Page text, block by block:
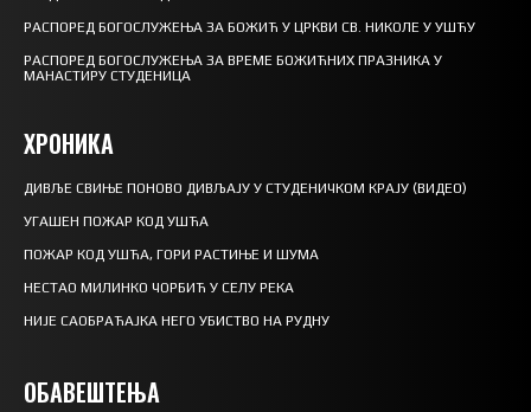
РАСПОРЕД БОГОСЛУЖЕЊА ЗА БОЖИЋ У ЦРКВИ СВ. НИКОЛЕ У УШЋУ
РАСПОРЕД БОГОСЛУЖЕЊА ЗА ВРЕМЕ БОЖИЋНИХ ПРАЗНИКА У
МАНАСТИРУ СТУДЕНИЦА
ХРОНИКА
ДИВЉЕ СВИЊЕ ПОНОВО ДИВЉАЈУ У СТУДЕНИЧКОМ КРАЈУ (ВИДЕО)
УГАШЕН ПОЖАР КОД УШЋА
ПОЖАР КОД УШЋА, ГОРИ РАСТИЊЕ И ШУМА
НЕСТАО МИЛИНКО ЧОРБИЋ У СЕЛУ РЕКА
НИЈЕ САОБРАЋАЈКА НЕГО УБИСТВО НА РУДНУ
ОБАВЕШТЕЊА